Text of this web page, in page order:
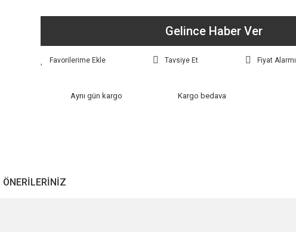
Gelince Haber Ver
Tavsiye Et Fiyat Alarmı
Aynı gün kargo Kargo bedava
ÖNERILERINIZ